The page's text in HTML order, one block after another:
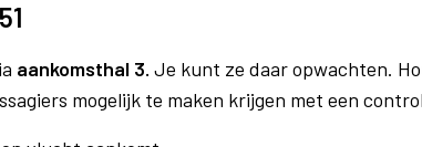
aankomsthal 3. Je kunt ze daar opwachten.
mogelijk te maken krijgen met een